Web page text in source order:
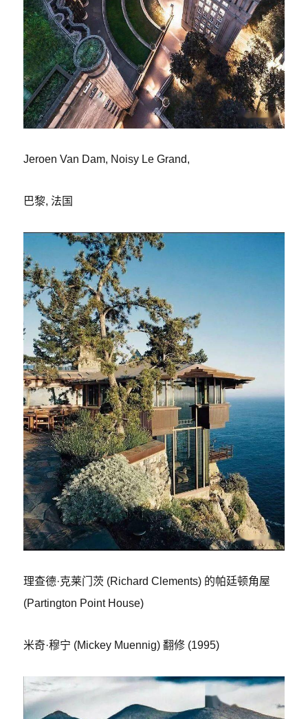
Jeroen Van Dam, Noisy Le Grand,
巴黎, 法国
理查德·克莱门茨 (Richard Clements) 的帕廷顿角屋
(Partington Point House)
米奇·穆宁 (Mickey Muennig) 翻修 (1995)